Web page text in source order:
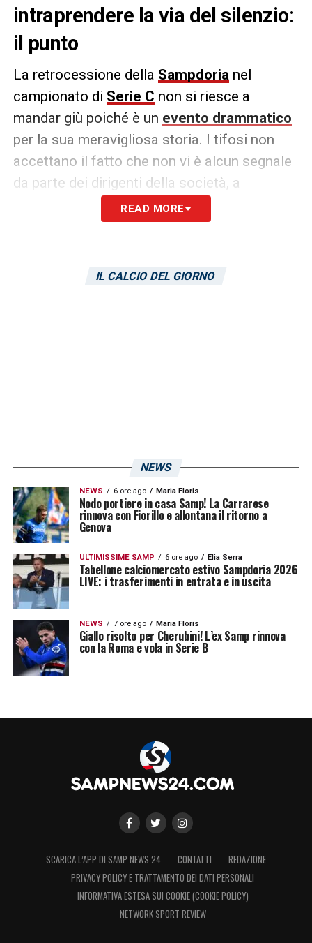
intraprendere la via del silenzio:
il punto
La retrocessione della Sampdorianel
campionato di Serie C non si riesce a
mandar giù poiché è un evento drammatico
per la sua meravigliosa storia. I tifosi non
accettano il fatto che non vi è alcun segnale
da parte dei dirigenti della società, a
segnalarlo l’edizione odierna de
. Ammontano a cinque i giorni trascorsi
Matteo Manfredinon si è fatto
READ MORE
IL CALCIO DEL GIORNO
NEWS
NEWS 6 ore ago Maria Floris
Nodo portiere in casa Samp! La Carrarese
rinnova con Fiorillo e allontana il ritorno a
Genova
ULTIMISSIME SAMP 6 ore ago Elia Serra
Tabellone calciomercato estivo Sampdoria 2026
LIVE: i trasferimenti in entrata e in uscita
NEWS 7 ore ago Maria Floris
Giallo risolto per Cherubini! L’ex Samp rinnova
con la Roma e vola in Serie B
SCARICA L’APP DI SAMP NEWS 24 CONTATTI
REDAZIONE
PRIVACY POLICY E TRATTAMENTO DEI DATI PERSONALI
INFORMATIVA ESTESA SUI COOKIE (COOKIE POLICY)
NETWORK SPORT REVIEW